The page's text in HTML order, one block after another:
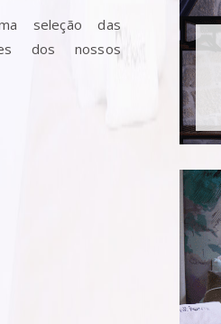
seleção das
dos nossos